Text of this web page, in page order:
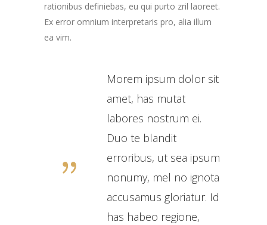
rationibus definiebas, eu qui purto zril laoreet.
Ex error omnium interpretaris pro, alia illum
ea vim.
Morem ipsum dolor sit
amet, has mutat
labores nostrum ei.
Duo te blandit
erroribus, ut sea ipsum
nonumy, mel no ignota
accusamus gloriatur. Id
has habeo regione,